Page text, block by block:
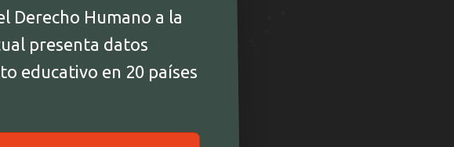
Derecho Humano a la
presenta datos
educativo en 20 países